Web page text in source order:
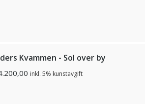
Kvammen - Sol over by
inkl. 5% kunstavgift